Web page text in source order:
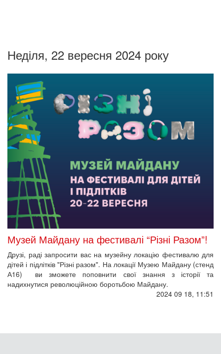
Неділя, 22 вересня 2024 року
Музей Майдану на фестивалі “Різні Разом”!
Друзі, раді запросити вас на музейну локацію фестивалю для
дітей і підлітків "Різні разом". На локації Музею Майдану (стенд
А16) ви зможете поповнити свої знання з історії та
надихнутися революційною боротьбою Майдану.
2024 09 18, 11:51